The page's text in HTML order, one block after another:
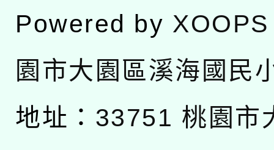
Powered by XOOPS
園市大園區溪海國民
地址： 33751 桃園市